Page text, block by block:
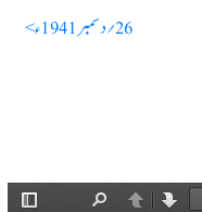
26؍ دسمبر 1941ء >